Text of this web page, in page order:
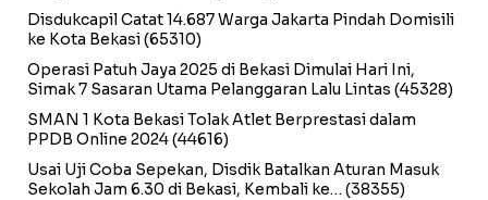
Disdukcapil Catat 14.687 Warga Jakarta Pindah Domisili
ke Kota Bekasi(65310)
Operasi Patuh Jaya 2025 di Bekasi Dimulai Hari Ini,
Simak 7 Sasaran Utama Pelanggaran Lalu Lintas (45328)
SMAN 1 Kota Bekasi Tolak Atlet Berprestasi dalam
PPDB Online 2024(44616)
Usai Uji Coba Sepekan, Disdik Batalkan Aturan Masuk
Sekolah Jam 6.30 di Bekasi, Kembali ke… (38355)